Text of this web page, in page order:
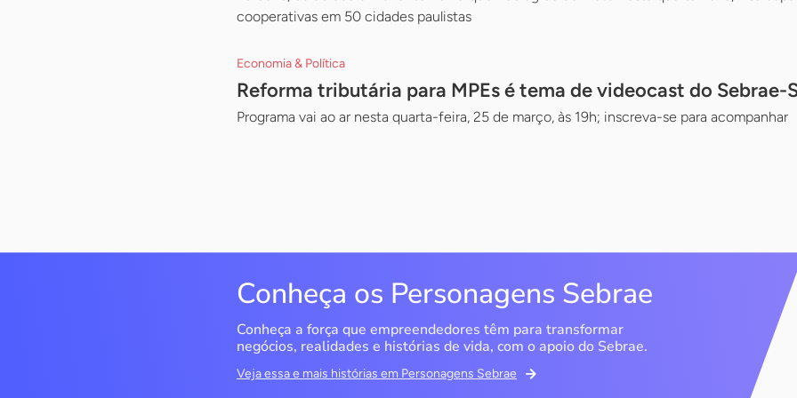
cooperativas em 50 cidades paulistas
Economia & Política
Reforma tributária para MPEs é tema de videocast do Sebrae-
Programa vai ao ar nesta quarta-feira, 25 de março, às 19h; inscreva-se para acompanhar
Conheça os Personagens Sebrae
Conheça a força que empreendedores têm para transformar
negócios, realidades e histórias de vida, com o apoio do Sebrae.
Veja essa e mais histórias em Personagens Sebrae